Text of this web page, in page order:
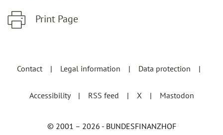
Print Page
Contact
Legal information Data protection
Accessibility RSS feed X Mastodon
© 2001 – 2026 - BUNDESFINANZHOF